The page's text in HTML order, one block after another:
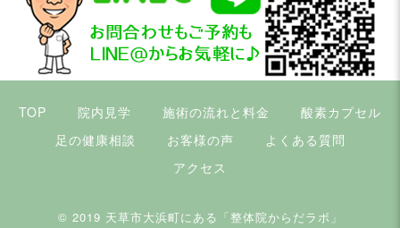
TOP 院内見学 施術の流れと料金
酸素カプセル
足の健康相談
お客様の声
よくある質問
アクセス
© 2019 天草市大浜町にある「整体院からだラボ」